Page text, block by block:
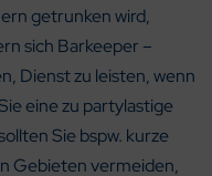
getrunken wird,
sich Barkeeper –
Dienst zu leisten, wenn
eine zu partylastige
Sie bspw. kurze
Gebieten vermeiden,